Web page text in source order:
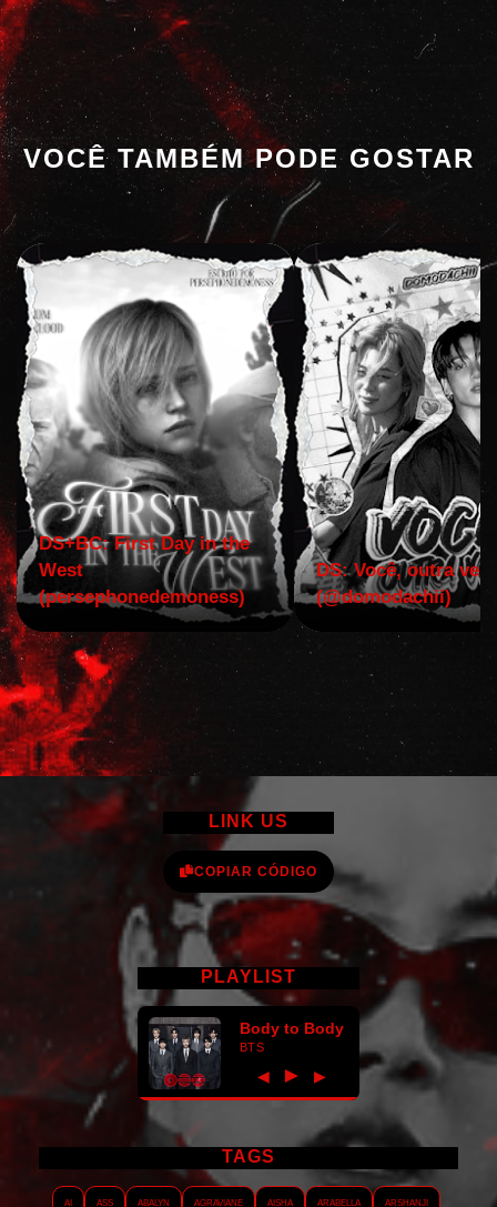
VOCÊ TAMBÉM PODE GOSTAR
DS+BC: First Day in the
West
(persephonedemoness)
DS: Você, outra vez!
(@domodachii)
LINK US
COPIAR CÓDIGO
PLAYLIST
Body to Body
BTS
◀ ► ▶
TAGS
AI ASS Abalyn Agraviane Aisha Arabella Arshanji